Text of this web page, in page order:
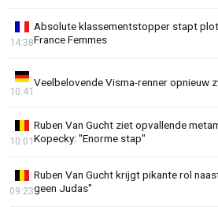
Absolute klassementstopper stapt
France Femmes
14:38
Veelbelovende Visma-renner opnieuw
10:41
Ruben Van Gucht ziet opvallende
Kopecky: "Enorme stap"
10:01
Ruben Van Gucht krijgt pikante rol
geen Judas"
09:23